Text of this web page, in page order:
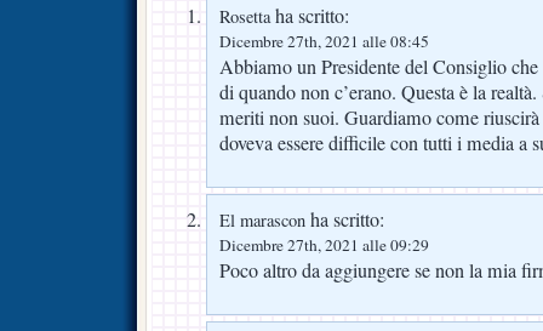
Rosettaha scritto:
Dicembre 27th, 2021 alle 08:45
Abbiamo un Presidente del Consiglio
di quando non c’erano. Questa è la
meriti non suoi. Guardiamo come
doveva essere difficile con tutti i media a
El marascon ha scritto:
Dicembre 27th, 2021 alle 09:29
Poco altro da aggiungere se non la mia